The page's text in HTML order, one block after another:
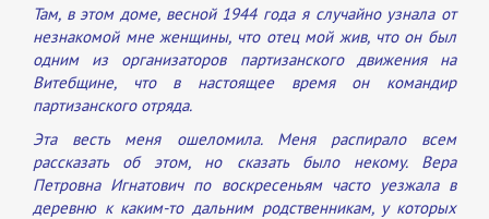
Там, в этом доме, весной 1944 года я случайно узнала от
незнакомой мне женщины, что отец мой жив, что он был
одним из организаторов партизанского движения на
Витебщине, что в настоящее время он командир
партизанского отряда.
Эта весть меня ошеломила. Меня распирало всем
рассказать об этом, но сказать было некому. Вера
Петровна Игнатович по воскресеньям часто уезжала в
деревню к каким-то дальним родственникам, у которых